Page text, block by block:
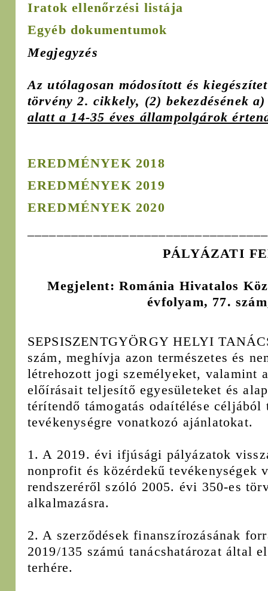
Iratok ellenőrzési listája
Egyéb dokumentumok
Megjegyzés
Az utólagosan módosított és
törvény 2. cikkely, (2) bekezdésének
alatt a 14-35 éves állampolgárok
EREDMÉNYEK 2018
EREDMÉNYEK 2019
EREDMÉNYEK 2020
PÁLYÁZATI
Megjelent: Románia Hivatalos
évfolyam, 77.
SEPSISZENTGYÖRGY HELYI
szám, meghívja azon természetes és
létrehozott jogi személyeket, valamint
előírásait teljesítő egyesületeket és
térítendő támogatás odaítélése
tevékenységre vonatkozó ajánlatokat.
1. A 2019. évi ifjúsági pályázatok
nonprofit és közérdekű tevékenységek
rendszeréről szóló 2005. évi 350-es
alkalmazásra.
2. A szerződések finanszírozásának
2019/135 számú tanácshatározat által
terhére.